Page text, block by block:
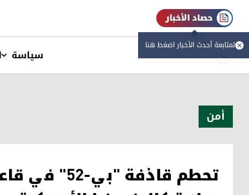
حصاد الأخبار
لمتابعة أحدث الأخبار اضغط هنا
سیاسة
أمن
تحطم قاذفة